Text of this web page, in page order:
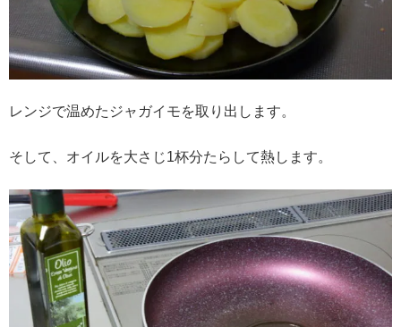
レンジで温めたジャガイモを取り出します。
そして、オイルを大さじ1杯分たらして熱します。